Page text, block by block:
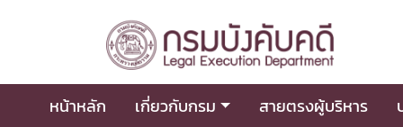
หน้าหลัก เกี่ยวกับกรม สายตรงผู้บริหาร